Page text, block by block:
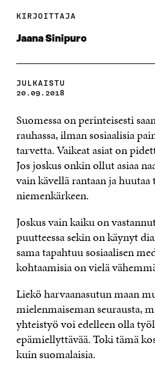
KIRJOITTAJA
Jaana Sinipuro
JULKAISTU
20.09.2018
Suomessa on perinteisesti
rauhassa, ilman sosiaalisia
tarvetta. Vaikeat asiat on
Jos joskus onkin ollut asiaa
vain kävellä rantaan ja huutaa
niemenkärkeen.
Joskus vain kaiku on
puutteessa sekin on käynyt
sama tapahtuu sosiaalisen
kohtaamisia on vielä
Liekö harvaanasutun maan
mielenmaiseman seurausta,
yhteistyö voi edelleen olla
epämiellyttävää. Toki tämä
kuin suomalaisia.